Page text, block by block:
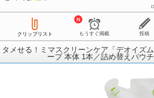
クリップリスト もうすぐ掲載 投稿
タメせる！ミマスクリーンケア「デオイズ
ープ 本体 1本／詰め替えパウチ